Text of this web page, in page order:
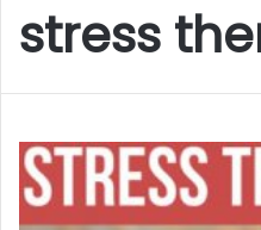
stress